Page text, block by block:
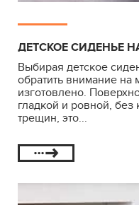
ДЕТСКОЕ СИДЕНЬЕ
Выбирая детское
обратить внимание на
изготовлено.
гладкой и ровной, без
трещин, это...